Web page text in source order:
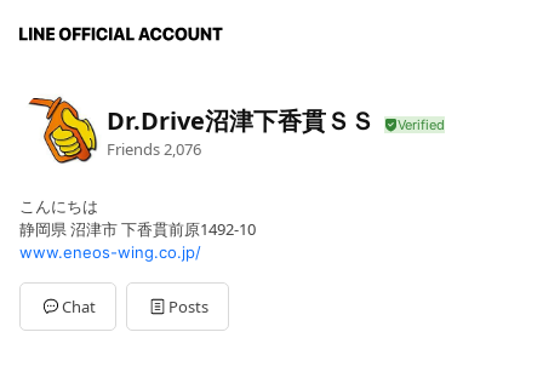
Dr.Drive沼津下香貫ＳＳ
Friends 2,076
こんにちは
静岡県 沼津市 下香貫前原1492-10
www.eneos-wing.co.jp/
Chat Posts